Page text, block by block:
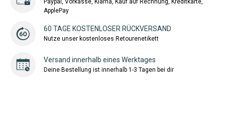
Paypal, Vorkasse, Klarna, Kauf auf Rechnung, Kreditkarte,
ApplePay
60 TAGE KOSTENLOSER RÜCKVERSAND
Nutze unser kostenloses Retourenetikett
Versand innerhalb eines Werktages
Deine Bestellung ist innerhalb 1-3 Tagen bei dir